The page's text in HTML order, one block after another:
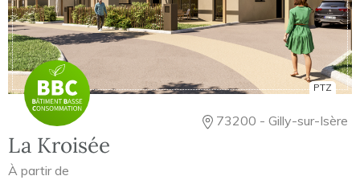
PTZ
73200 - Gilly-sur-Isère
La Kroisée
À partir de